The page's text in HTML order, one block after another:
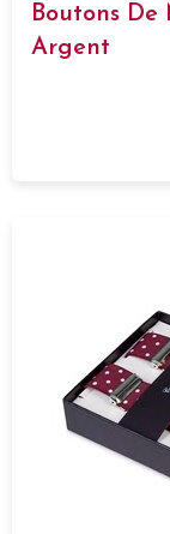
Boutons
Argent